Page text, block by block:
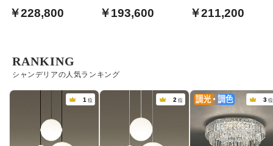
リル球体
￥228,800
ムデザイン
￥193,600
86cm
￥211,200
シャンデリアの人気ランキング
RANKING
1 位 2 位 3 位